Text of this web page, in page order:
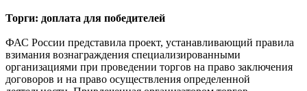
Торги: доплата для победителей
ФАС России представила проект, устанавливающий правила
взимания вознаграждения специализированными
организациями при проведении торгов на право заключения
договоров и на право осуществления определенной